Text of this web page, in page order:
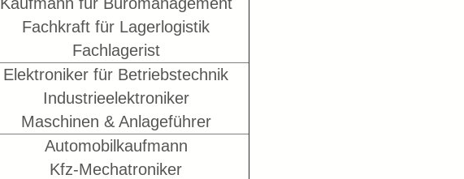
Fachkraft für Lagerlogistik
Fachlagerist
Elektroniker für Betriebstechnik
Industrieelektroniker
Maschinen & Anlageführer
Automobilkaufmann
Kfz-Mechatroniker